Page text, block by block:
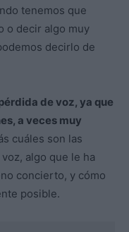
tenemos que
o decir algo muy
decirlo de
de voz, ya que
a veces muy
cuáles son las
algo que le ha
concierto, y cómo
posible.